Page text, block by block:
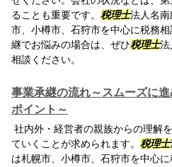
ることも重要です。 税理士法人名
市、小樽市、石狩市を中心に税務
継でお悩みの場合は、ぜひ税理士
相談ください。
事業承継の流れ～スムーズに
ポイント～
社内外・経営者の親族からの理解
ていくことが求められます。 税理士
は札幌市、小樽市、石狩市を中心に